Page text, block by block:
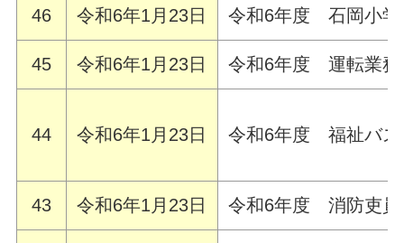
46 令和6年1月23日 令和6年度 石岡小学
45 令和6年1月23日 令和6年度 運転業務
44 令和6年1月23日 令和6年度 福祉バス
43 令和6年1月23日 令和6年度 消防吏員